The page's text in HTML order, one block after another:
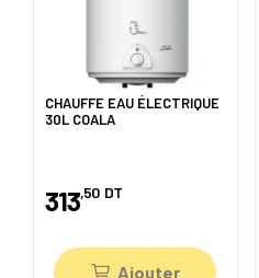
CHAUFFE EAU ÉLECTRIQUE
30L COALA
313,50 DT
Ajouter